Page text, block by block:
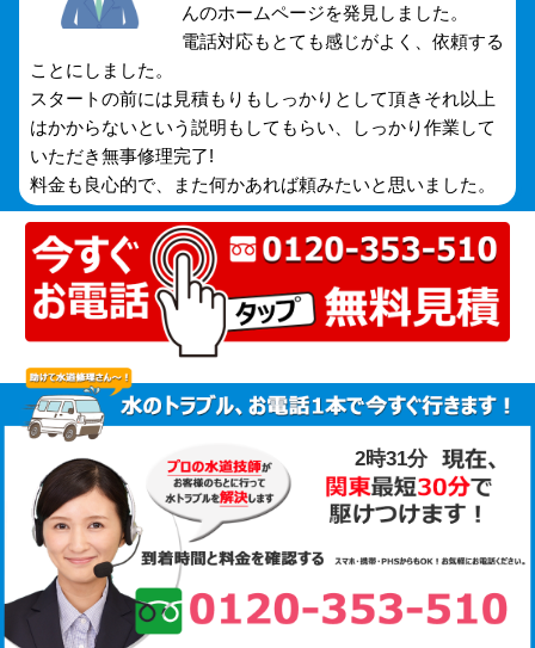
んのホームページを発見しました。
電話対応もとても感じがよく、依頼する
ことにしました。
スタートの前には見積もりもしっかりとして頂きそれ以上
はかからないという説明もしてもらい、しっかり作業して
いただき無事修理完了!
料金も良心的で、また何かあれば頼みたいと思いました。
2時31分